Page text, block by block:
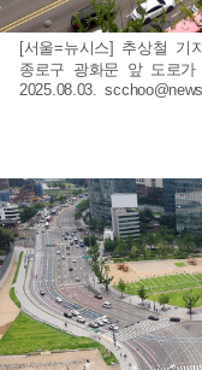
[서울=뉴시스] 추상철
종로구 광화문 앞 도로
2025.08.03.